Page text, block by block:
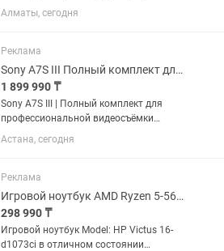
USB на 2 аккумулятора + 2
аккумулятора Продаю практически
видеосъёмки. Использовался всего 3...
Алматы, сегодня
Реклама
Sony A7S III Полный комплект для профессиональной видеосъёмки
1 899 990 ₸
Sony A7S III | Полный комплект для
профессиональной видеосъёмки
Продам полностью готовый комплект
для фото- и видеосъёмки. Комплект
A7S III Body Tamron 28–75mm...
Астана, сегодня
Реклама
Игровой ноутбук AMD Ryzen 5-5600H/RAM 16Gb DDR4/SSD 1000Gb/RTX 3060 GDDR6
298 990 ₸
Игровой ноутбук Model: HP Victus 16-
d1073ci в отличном состоянии